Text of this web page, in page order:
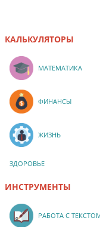
КАЛЬКУЛЯТОРЫ
МАТЕМАТИКА
ФИНАНСЫ
ЖИЗНЬ
ЗДОРОВЬЕ
ИНСТРУМЕНТЫ
РАБОТА С